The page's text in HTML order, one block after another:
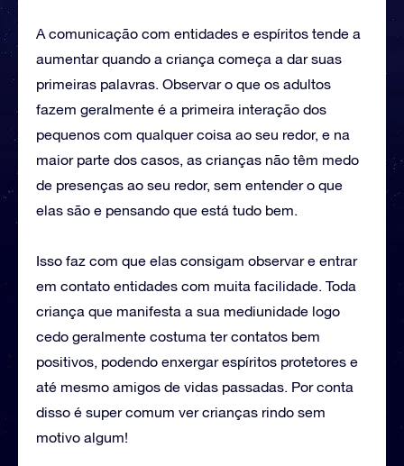
A comunicação com entidades e espíritos tende a
aumentar quando a criança começa a dar suas
primeiras palavras. Observar o que os adultos
fazem geralmente é a primeira interação dos
pequenos com qualquer coisa ao seu redor, e na
maior parte dos casos, as crianças não têm medo
de presenças ao seu redor, sem entender o que
elas são e pensando que está tudo bem.
Isso faz com que elas consigam observar e entrar
em contato entidades com muita facilidade. Toda
criança que manifesta a sua mediunidade logo
cedo geralmente costuma ter contatos bem
positivos, podendo enxergar espíritos protetores e
até mesmo amigos de vidas passadas. Por conta
disso é super comum ver crianças rindo sem
motivo algum!